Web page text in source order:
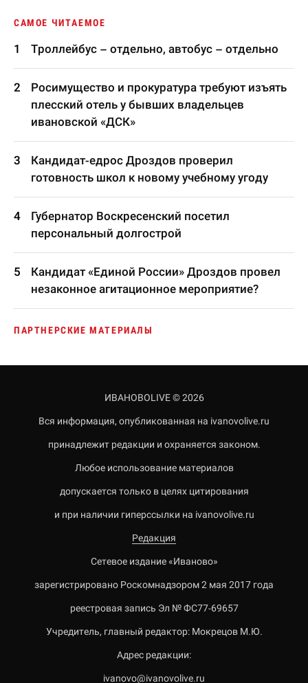
САМОЕ ЧИТАЕМОЕ
Троллейбус – отдельно, автобус – отдельно
Росимущество и прокуратура требуют изъять
плесский отель у бывших владельцев
ивановской «ДСК»
Кандидат-едрос Дроздов проверил
готовность школ к новому учебному угоду
Губернатор Воскресенский посетил
персональный долгострой
Кандидат «Единой России» Дроздов провел
незаконное агитационное мероприятие?
ПАРТНЕРСКИЕ МАТЕРИАЛЫ
ИВАНОВОLIVE © 2026
Вся информация, опубликованная на ivanovolive.ru
принадлежит редакции и охраняется законом.
Любое использование материалов
допускается только в целях цитирования
и при наличии гиперссылки на ivanovolive.ru
Редакция
Сетевое издание «Иваново»
зарегистрировано Роскомнадзором 2 мая 2017 года
реестровая запись Эл № ФС77-69657
Учредитель, главный редактор: Мокрецов М.Ю.
Адрес редакции:
ivanovo@ivanovolive.ru